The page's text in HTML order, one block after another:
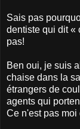
Sais pas
dentiste qui dit «
pas!
Ben oui, je suis
chaise dans la
étrangers de
agents qui
Ce n'est pas